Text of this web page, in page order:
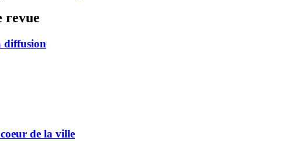
revue
diffusion
de la ville